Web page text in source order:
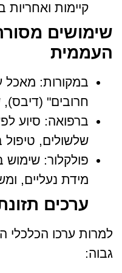
קיימות ואחריות
שימושים
העממית
במקורות: מאכל
חרובים" (דיבס),
ברפואה: סיוע
שלשולים,
פולקלור: שימוש
מידת נעליים,
ערכים
למרות ערכו הכלכלי
גבוה: